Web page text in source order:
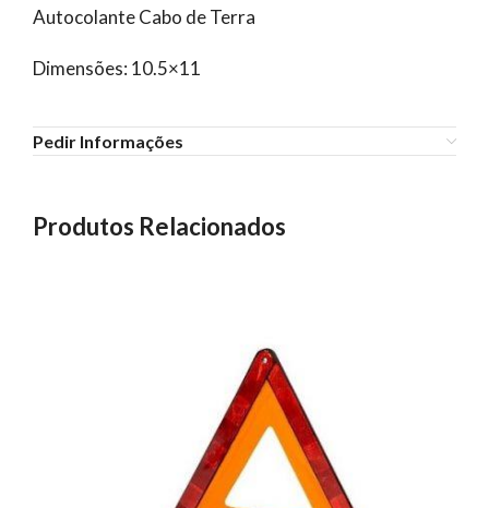
Autocolante Cabo de Terra
Dimensões: 10.5×11
Pedir Informações
Produtos Relacionados